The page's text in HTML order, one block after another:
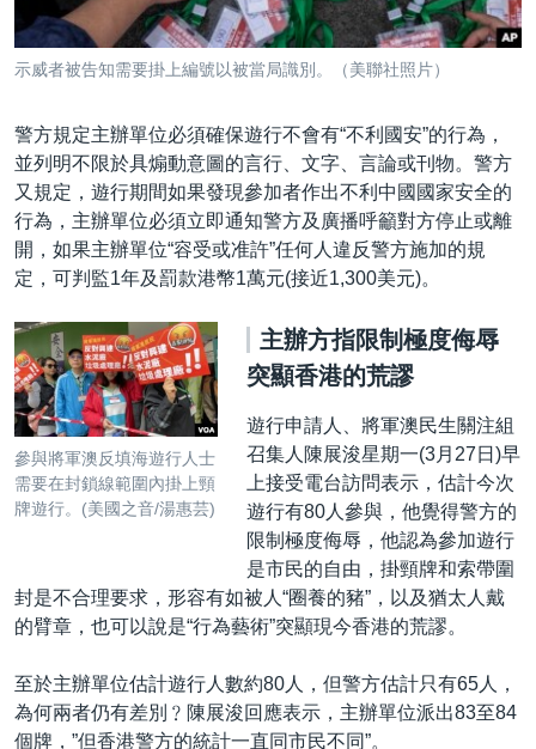
示威者被告知需要掛上編號以被當局識別。（美聯社照片）
警方規定主辦單位必須確保遊行不會有“不利國安”的行為，
並列明不限於具煽動意圖的言行、文字、言論或刊物。警方
又規定，遊行期間如果發現參加者作出不利中國國家安全的
行為，主辦單位必須立即通知警方及廣播呼籲對方停止或離
開，如果主辦單位“容受或准許”任何人違反警方施加的規
定，可判監1年及罰款港幣1萬元(接近1,300美元)。
參與將軍澳反填海遊行人士
需要在封鎖線範圍內掛上頸
牌遊行。(美國之音/湯惠芸)
主辦方指限制極度侮辱
突顯香港的荒謬
遊行申請人、將軍澳民生關注組
召集人陳展浚星期一(3月27日)早
上接受電台訪問表示，估計今次
遊行有80人參與，他覺得警方的
限制極度侮辱，他認為參加遊行
是市民的自由，掛頸牌和索帶圍
封是不合理要求，形容有如被人“圈養的豬”，以及猶太人戴
的臂章，也可以說是“行為藝術”突顯現今香港的荒謬。
至於主辦單位估計遊行人數約80人，但警方估計只有65人，
為何兩者仍有差別﹖陳展浚回應表示，主辦單位派出83至84
個牌，”但香港警方的統計一直同市民不同”。